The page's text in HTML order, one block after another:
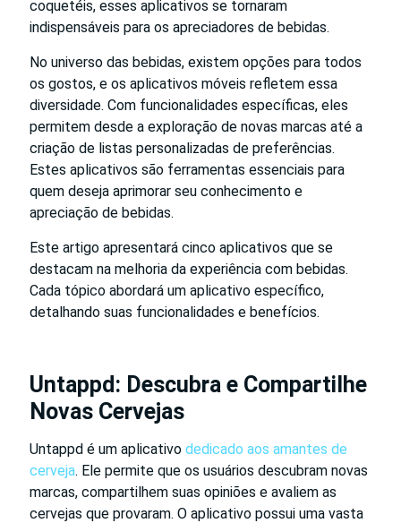
coquetéis, esses aplicativos se tornaram
indispensáveis para os apreciadores de bebidas.
No universo das bebidas, existem opções para todos
os gostos, e os aplicativos móveis refletem essa
diversidade. Com funcionalidades específicas, eles
permitem desde a exploração de novas marcas até a
criação de listas personalizadas de preferências.
Estes aplicativos são ferramentas essenciais para
quem deseja aprimorar seu conhecimento e
apreciação de bebidas.
Este artigo apresentará cinco aplicativos que se
destacam na melhoria da experiência com bebidas.
Cada tópico abordará um aplicativo específico,
detalhando suas funcionalidades e benefícios.
Untappd: Descubra e Compartilhe
Novas Cervejas
Untappd é um aplicativo dedicado aos amantes de
cerveja. Ele permite que os usuários descubram novas
marcas, compartilhem suas opiniões e avaliem as
cervejas que provaram. O aplicativo possui uma vasta